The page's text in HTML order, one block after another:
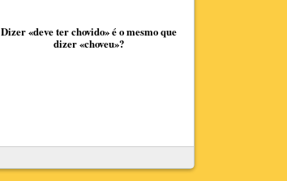
Dizer «deve ter chovido» é o mesmo que
dizer «choveu»?